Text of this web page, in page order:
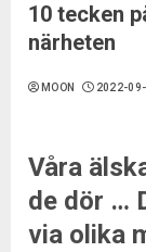
10 tecken
närheten
MOON 2022-
Våra
de dör …
via olika